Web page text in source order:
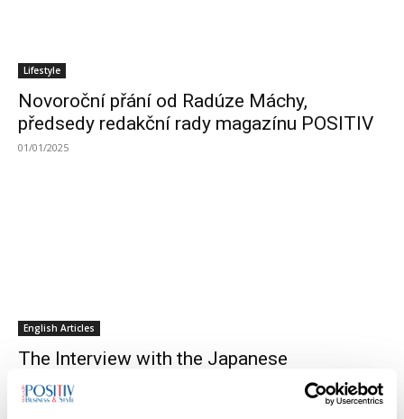
Lifestyle
Novoroční přání od Radúze Máchy,
předsedy redakční rady magazínu POSITIV
01/01/2025
English Articles
The Interview with the Japanese
Ambassador to the Czech Republic, Mr.
Kansuke NAGAOKA